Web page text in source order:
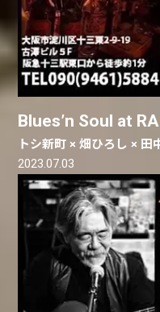
Blues’n Soul at
トシ新町 × 畑ひろし ×
2023.07.03